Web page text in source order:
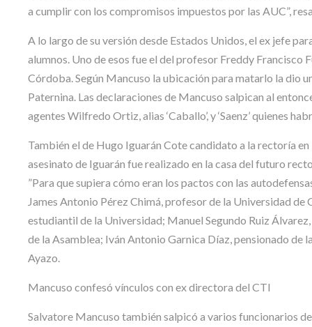
a cumplir con los compromisos impuestos por las AUC”,
A lo largo de su versión desde Estados Unidos, el ex jefe
alumnos. Uno de esos fue el del profesor Freddy Francisco
Córdoba. Según Mancuso la ubicación para matarlo la dio
Paternina. Las declaraciones de Mancuso salpican al
agentes Wilfredo Ortiz, alias ‘Caballo’, y ‘Saenz’ quienes
También el de Hugo Iguarán Cote candidato a la rectoría
asesinato de Iguarán fue realizado en la casa del futuro
”Para que supiera cómo eran los pactos con las
James Antonio Pérez Chimá, profesor de la Universidad
estudiantil de la Universidad; Manuel Segundo Ruiz
de la Asamblea; Iván Antonio Garnica Díaz, pensionado
Ayazo.
Mancuso confesó vínculos con ex directora del CTI
Salvatore Mancuso también salpicó a varios funcionarios